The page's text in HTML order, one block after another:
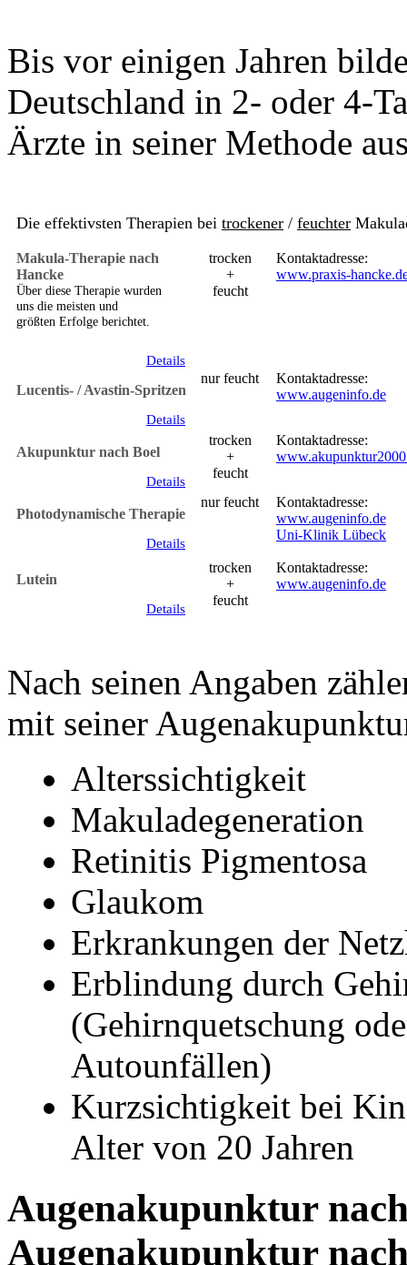
Bis vor einigen Jahren
Deutschland in 2- oder 4-
Ärzte in seiner Methode
Die effektivsten Therapien bei trockener / feuchter
Makula-Therapie nach
Hancke
Über diese Therapie wurden
uns die meisten und
größten Erfolge berichtet.
Details
trocken
+
feucht
Kontaktadresse:
www.praxis-
Lucentis- / Avastin-Spritzen
Details
nur feucht
Kontaktadresse:
www.augeninfo.de
Akupunktur nach Boel
Details
trocken
+
feucht
Kontaktadresse:
Photodynamische Therapie
Details
nur feucht
Kontaktadresse:
www.augeninfo.de
Uni-Klinik Lübeck
Lutein
Details
trocken
+
feucht
Kontaktadresse:
www.augeninfo.de
Nach seinen Angaben
mit seiner
Alterssichtigkeit
Makuladegeneration
Retinitis Pigmentosa
Glaukom
Erkrankungen der
Erblindung durch
(Gehirnquetschung
Autounfällen)
Kurzsichtigkeit bei
Alter von 20 Jahren
Augenakupunktur
Augenakupunktur